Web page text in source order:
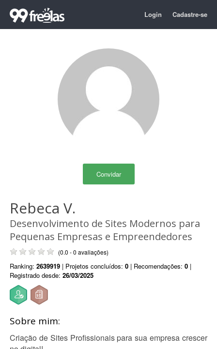
Login Cadastre-se
Convidar
Rebeca V.
Desenvolvimento de Sites Modernos para
Pequenas Empresas e Empreendedores
(0.0 - 0 avaliações)
Ranking: 2639919 | Projetos concluídos: 0 | Recomendações: 0 |
Registrado desde: 26/03/2025
Sobre mim:
Criação de Sites Profissionais para sua empresa crescer